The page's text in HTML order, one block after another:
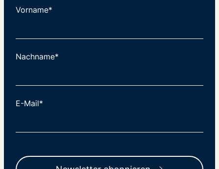
Vorname*
Nachname*
E-Mail*